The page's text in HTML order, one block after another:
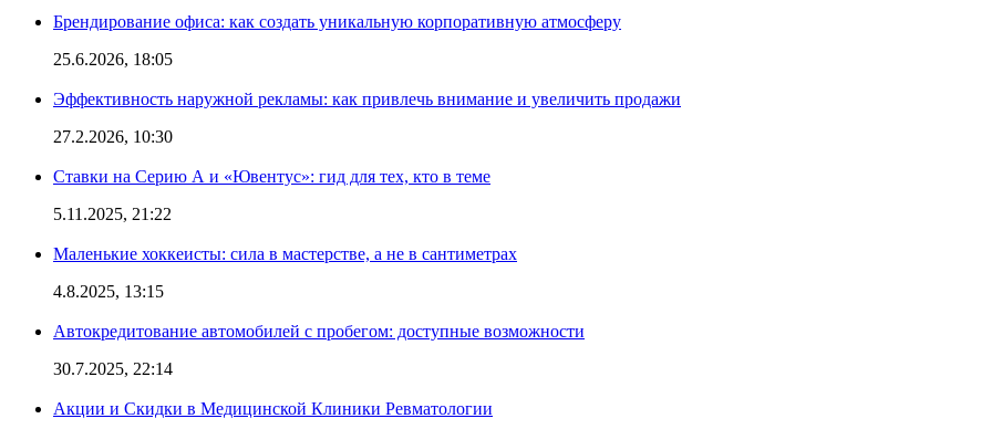
Брендирование офиса: как создать уникальную корпоративную атмосферу
25.6.2026, 18:05
Эффективность наружной рекламы: как привлечь внимание и увеличить продажи
27.2.2026, 10:30
Ставки на Серию А и «Ювентус»: гид для тех, кто в теме
5.11.2025, 21:22
Маленькие хоккеисты: сила в мастерстве, а не в сантиметрах
4.8.2025, 13:15
Автокредитование автомобилей с пробегом: доступные возможности
30.7.2025, 22:14
Акции и Скидки в Медицинской Клиники Ревматологии